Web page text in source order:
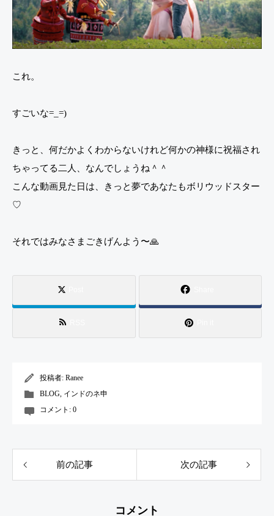
これ。
すごいな=_=)
きっと、何だかよくわからないけれど何かの神様に祝福され
ちゃってる二人、なんでしょうね＾＾
こんな動画見た日は、きっと夢であなたもボリウッドスター
♡
それではみなさまごきげんよう〜🙏
投稿者: Ranee
BLOG, インドのネ申
コメント: 0
前の記事 次の記事
コメント